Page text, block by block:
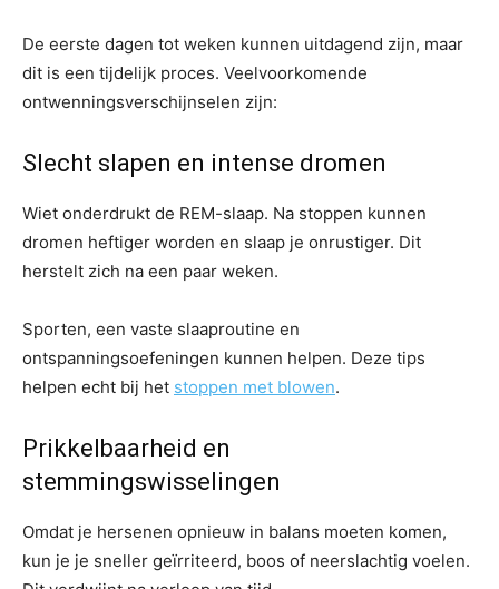
De eerste dagen tot weken kunnen uitdagend zijn, maar
dit is een tijdelijk proces. Veelvoorkomende
ontwenningsverschijnselen zijn:
Slecht slapen en intense dromen
Wiet onderdrukt de REM-slaap. Na stoppen kunnen
dromen heftiger worden en slaap je onrustiger. Dit
herstelt zich na een paar weken.
Sporten, een vaste slaaproutine en
ontspanningsoefeningen kunnen helpen. Deze tips
helpen echt bij het stoppen met blowen.
Prikkelbaarheid en
stemmingswisselingen
Omdat je hersenen opnieuw in balans moeten komen,
kun je je sneller geïrriteerd, boos of neerslachtig voelen.